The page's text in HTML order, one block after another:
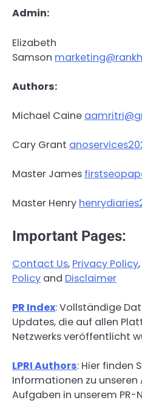
Admin:
Elizabeth
Samson
Authors:
Michael Caine
Cary Grant
Master James
Master Henry
Important Pages:
Contact Us, Privacy Policy,
Policy and Disclaimer
PR Index: Vollständige
Updates, die auf allen
Netzwerks veröffentlicht
LPRI Authors: Hier finden
Informationen zu unseren
Aufgaben in unserem PR-